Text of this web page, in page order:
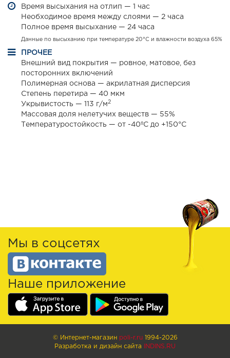
Время высыхания на отлип — 1 час
Необходимое время между слоями — 2 часа
Полное время высыхание — 24 часа
Данные по высыханию при температуре 20°С и влажности воздуха 65%
ПРОЧЕЕ
Внешний вид покрытия — ровное, матовое, без
посторонних включений
Полимерная основа — акрилатная дисперсия
Степень перетира — 40 мкм
Укрывистость — 113 г/м 2
Массовая доля нелетучих веществ — 55%
Температуростойкость — от -40ºС до +150°С
Мы в соцсетях
Наше приложение
© Интернет-магазин poli-r.ru1994-2026
Разработка и дизайн сайта
INDINS.RU